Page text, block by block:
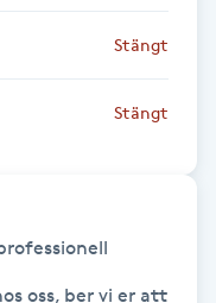
Stängt
Stängt
oss, ber vi er att